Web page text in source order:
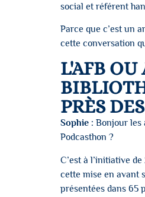
social et référent
Parce que c’est un
cette conversation
L'AFB
PRÈS
Sophie : Bonjour les
Podcasthon ?
C’est à l’initiative
cette mise en avant
présentées dans 65